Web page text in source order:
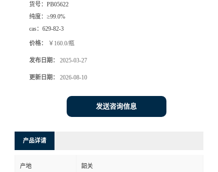
货号： PB05622
纯度： ≥99.0%
cas： 629-82-3
价格： ￥160.0/瓶
发布日期： 2025-03-27
更新日期： 2026-08-10
发送咨询信息
产品详请
产地 韶关